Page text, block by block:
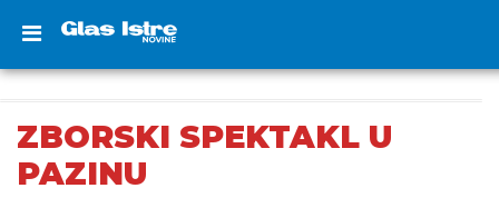
ZBORSKI SPEKTAKL U
PAZINU